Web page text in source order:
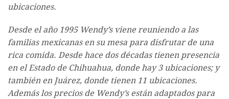
ubicaciones.
Desde el año 1995 Wendy’s viene reuniendo a las
familias mexicanas en su mesa para disfrutar de una
rica comida. Desde hace dos décadas tienen presencia
en el Estado de Chihuahua, donde hay 3 ubicaciones; y
también en Juárez, donde tienen 11 ubicaciones.
Además los precios de Wendy’s están adaptados para